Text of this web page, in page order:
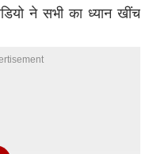
ने सभी का ध्यान खींच